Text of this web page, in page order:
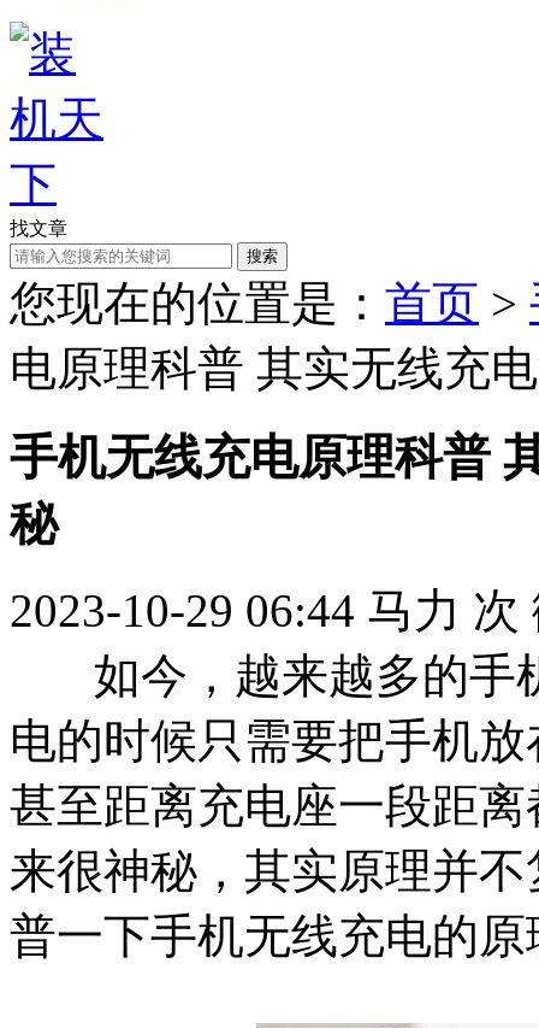
找文章
搜索
您现在的位置是： 首页 >
电原理科普 其实无线充
手机无线充电原理科普
秘
2023-10-29 06:44 马力 次
如今，越来越多的手
电的时候只需要把手机
甚至距离充电座一段距
来很神秘，其实原理并
普一下手机无线充电的原